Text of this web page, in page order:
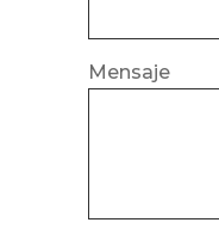
Mensaje